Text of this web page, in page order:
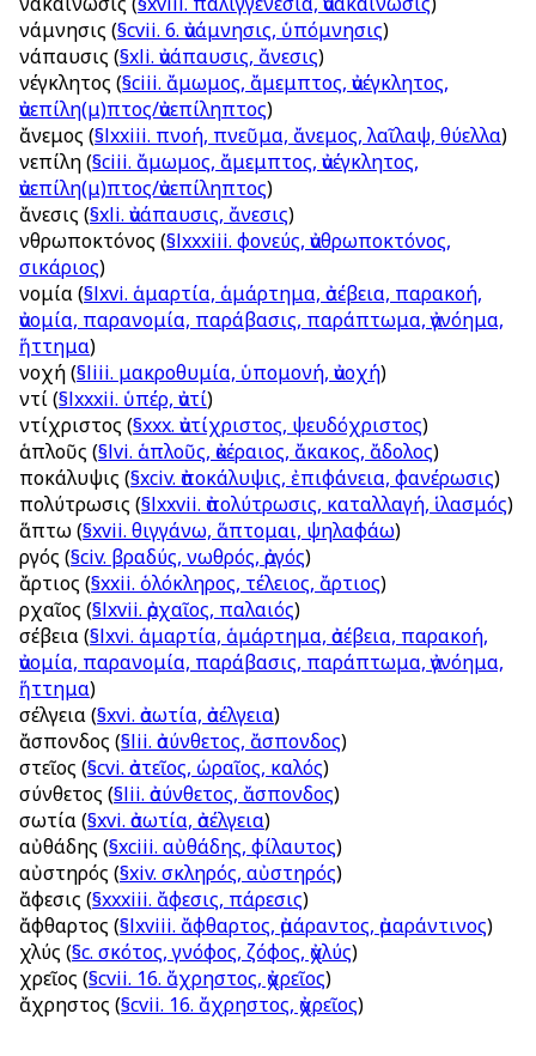
ἀνάμνησις (§cvii. 6. ἀνάμνησις, ὑπόμνησις)
ἀνάπαυσις (§xli. ἀνάπαυσις, ἄνεσις)
ἀνέγκλητος (§ciii. ἄμωμος, ἄμεμπτος, ἀνέγκλητος,
ἀνεπίλη(μ)πτος/ἀνεπίληπτος)
ἄνεμος (§lxxiii. πνοή, πνεῦμα, ἄνεμος, λαῖλαψ, θύελλα)
ἀνεπίλη(§ciii. ἄμωμος, ἄμεμπτος, ἀνέγκλητος,
ἀνεπίλη(μ)πτος/ἀνεπίληπτος)
ἄνεσις (§xli. ἀνάπαυσις, ἄνεσις)
ἀνθρωποκτόνος (§lxxxiii. φονεύς, ἀνθρωποκτόνος,
σικάριος)
ἀνομία(§lxvi. ἁμαρτία, ἁμάρτημα, ἀσέβεια, παρακοή,
ἀνομία, παρανομία, παράβασις, παράπτωμα, ἀγνόημα,
ἥττημα)
ἀνοχή(§liii. μακροθυμία, ὑπομονή, ἀνοχή)
ἀντί(§lxxxii. ὑπέρ, ἀντί)
ἀντίχριστος (§xxx. ἀντίχριστος, ψευδόχριστος)
ἁπλοῦς (§lvi. ἁπλοῦς, ἀκέραιος, ἄκακος, ἄδολος)
ἀποκάλυψις (§xciv. ἀποκάλυψις, ἐπιφάνεια, φανέρωσις)
ἀπολύτρωσις (§lxxvii. ἀπολύτρωσις, καταλλαγή, ἱλασμός)
ἅπτω(§xvii. θιγγάνω, ἅπτομαι, ψηλαφάω)
ἀργός (§civ. βραδύς, νωθρός, ἀργός)
ἄρτιος (§xxii. ὁλόκληρος, τέλειος, ἄρτιος)
ἀρχαῖος (§lxvii. ἀρχαῖος, παλαιός)
ἀσέβεια(§lxvi. ἁμαρτία, ἁμάρτημα, ἀσέβεια, παρακοή,
ἀνομία, παρανομία, παράβασις, παράπτωμα, ἀγνόημα,
ἥττημα)
ἀσέλγεια(§xvi. ἀσωτία, ἀσέλγεια)
ἄσπονδος (§lii. ἀσύνθετος, ἄσπονδος)
ἀστεῖος (§cvi. ἀστεῖος, ὡραῖος, καλός)
ἀσύνθετος (§lii. ἀσύνθετος, ἄσπονδος)
ἀσωτία(§xvi. ἀσωτία, ἀσέλγεια)
αὐθάδης (§xciii. αὐθάδης, φίλαυτος)
αὐστηρός (§xiv. σκληρός, αὐστηρός)
ἄφεσις (§xxxiii. ἄφεσις, πάρεσις)
ἄφθαρτος (§lxviii. ἄφθαρτος, ἀμάραντος, ἀμαράντινος)
ἀχλύς (§c. σκότος, γνόφος, ζόφος, ἀχλύς)
ἀχρεῖος (§cvii. 16. ἄχρηστος, ἀχρεῖος)
ἄχρηστος (§cvii. 16. ἄχρηστος, ἀχρεῖος)